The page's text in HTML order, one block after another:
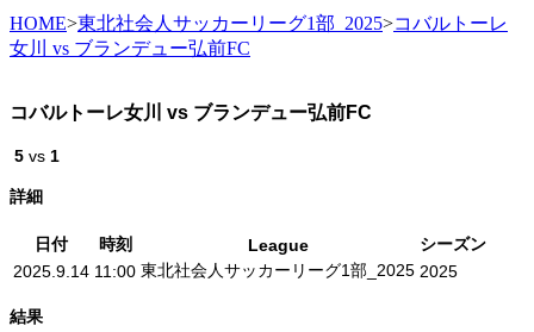
HOME>東北社会人サッカーリーグ1部_2025>コバルトーレ
女川 vs ブランデュー弘前FC
コバルトーレ女川 vs ブランデュー弘前FC
5 vs 1
詳細
日付 時刻 League
シーズン
2025.9.14 11:00 東北社会人サッカーリーグ1部_2025 2025
結果